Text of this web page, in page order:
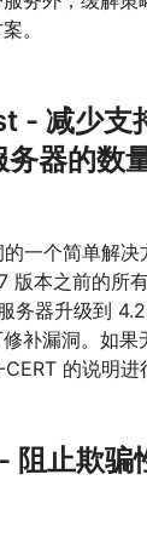
。
- 减少支
器的数量
一个简单解决
版本之前的所
务器升级到
补漏洞。如果
的说明进
阻止欺骗